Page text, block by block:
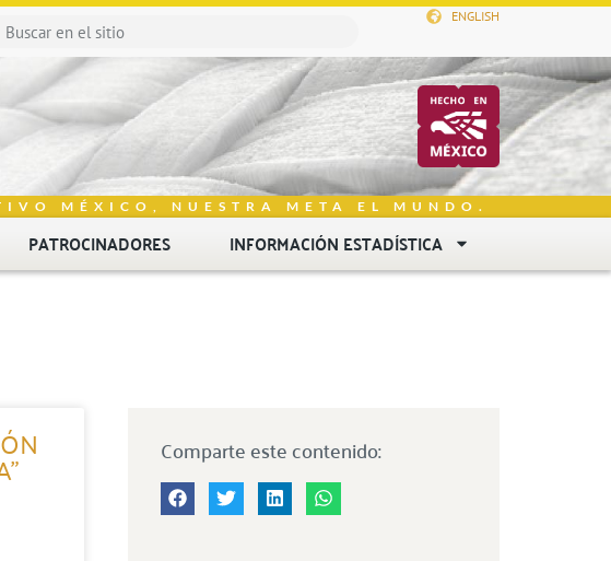
ENGLISH
MÉXICO, NUESTRA META EL MUNDO.
PATROCINADORES INFORMACIÓN ESTADÍSTICA
Comparte este contenido: